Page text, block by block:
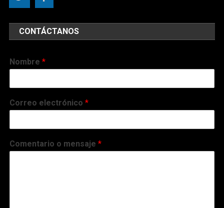
CONTÁCTANOS
Nombre*
Correo electrónico*
Comentario o mensaje*